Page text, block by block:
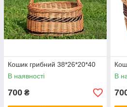
Кошик грибний 38*26*20*40
В наявності
700 ₴
В